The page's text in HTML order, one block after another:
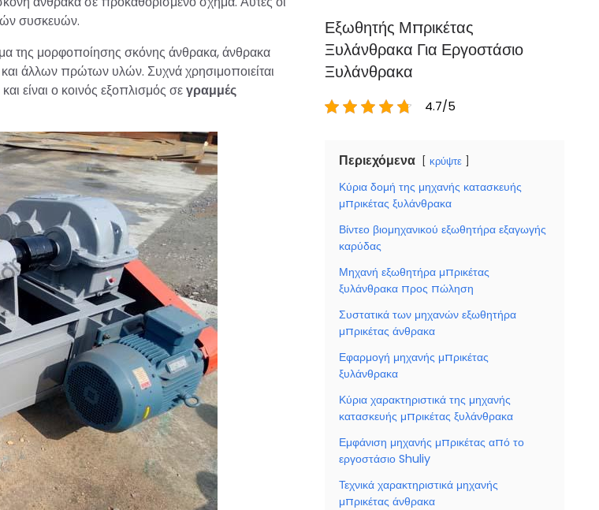
συσκευών.
της μορφοποίησης σκόνης άνθρακα, άνθρακα
και άλλων πρώτων υλών. Συχνά χρησιμοποιείται
και είναι ο κοινός εξοπλισμός σεγραμμές
Εξωθητής Μπρικέτας
Ξυλάνθρακα Για Εργοστάσιο
Ξυλάνθρακα
4.7/5
Περιεχόμενα κρύψτε
Κύρια δομή της μηχανής κατασκευής
μπρικέτας ξυλάνθρακα
Βίντεο βιομηχανικού εξωθητήρα εξαγωγής
καρύδας
Μηχανή εξωθητήρα μπρικέτας
ξυλάνθρακα προς πώληση
Συστατικά των μηχανών εξωθητήρα
μπρικέτας άνθρακα
Εφαρμογή μηχανής μπρικέτας
ξυλάνθρακα
Κύρια χαρακτηριστικά της μηχανής
κατασκευής μπρικέτας ξυλάνθρακα
Εμφάνιση μηχανής μπρικέτας από το
εργοστάσιο Shuliy
Τεχνικά χαρακτηριστικά μηχανής
μπρικέτας άνθρακα